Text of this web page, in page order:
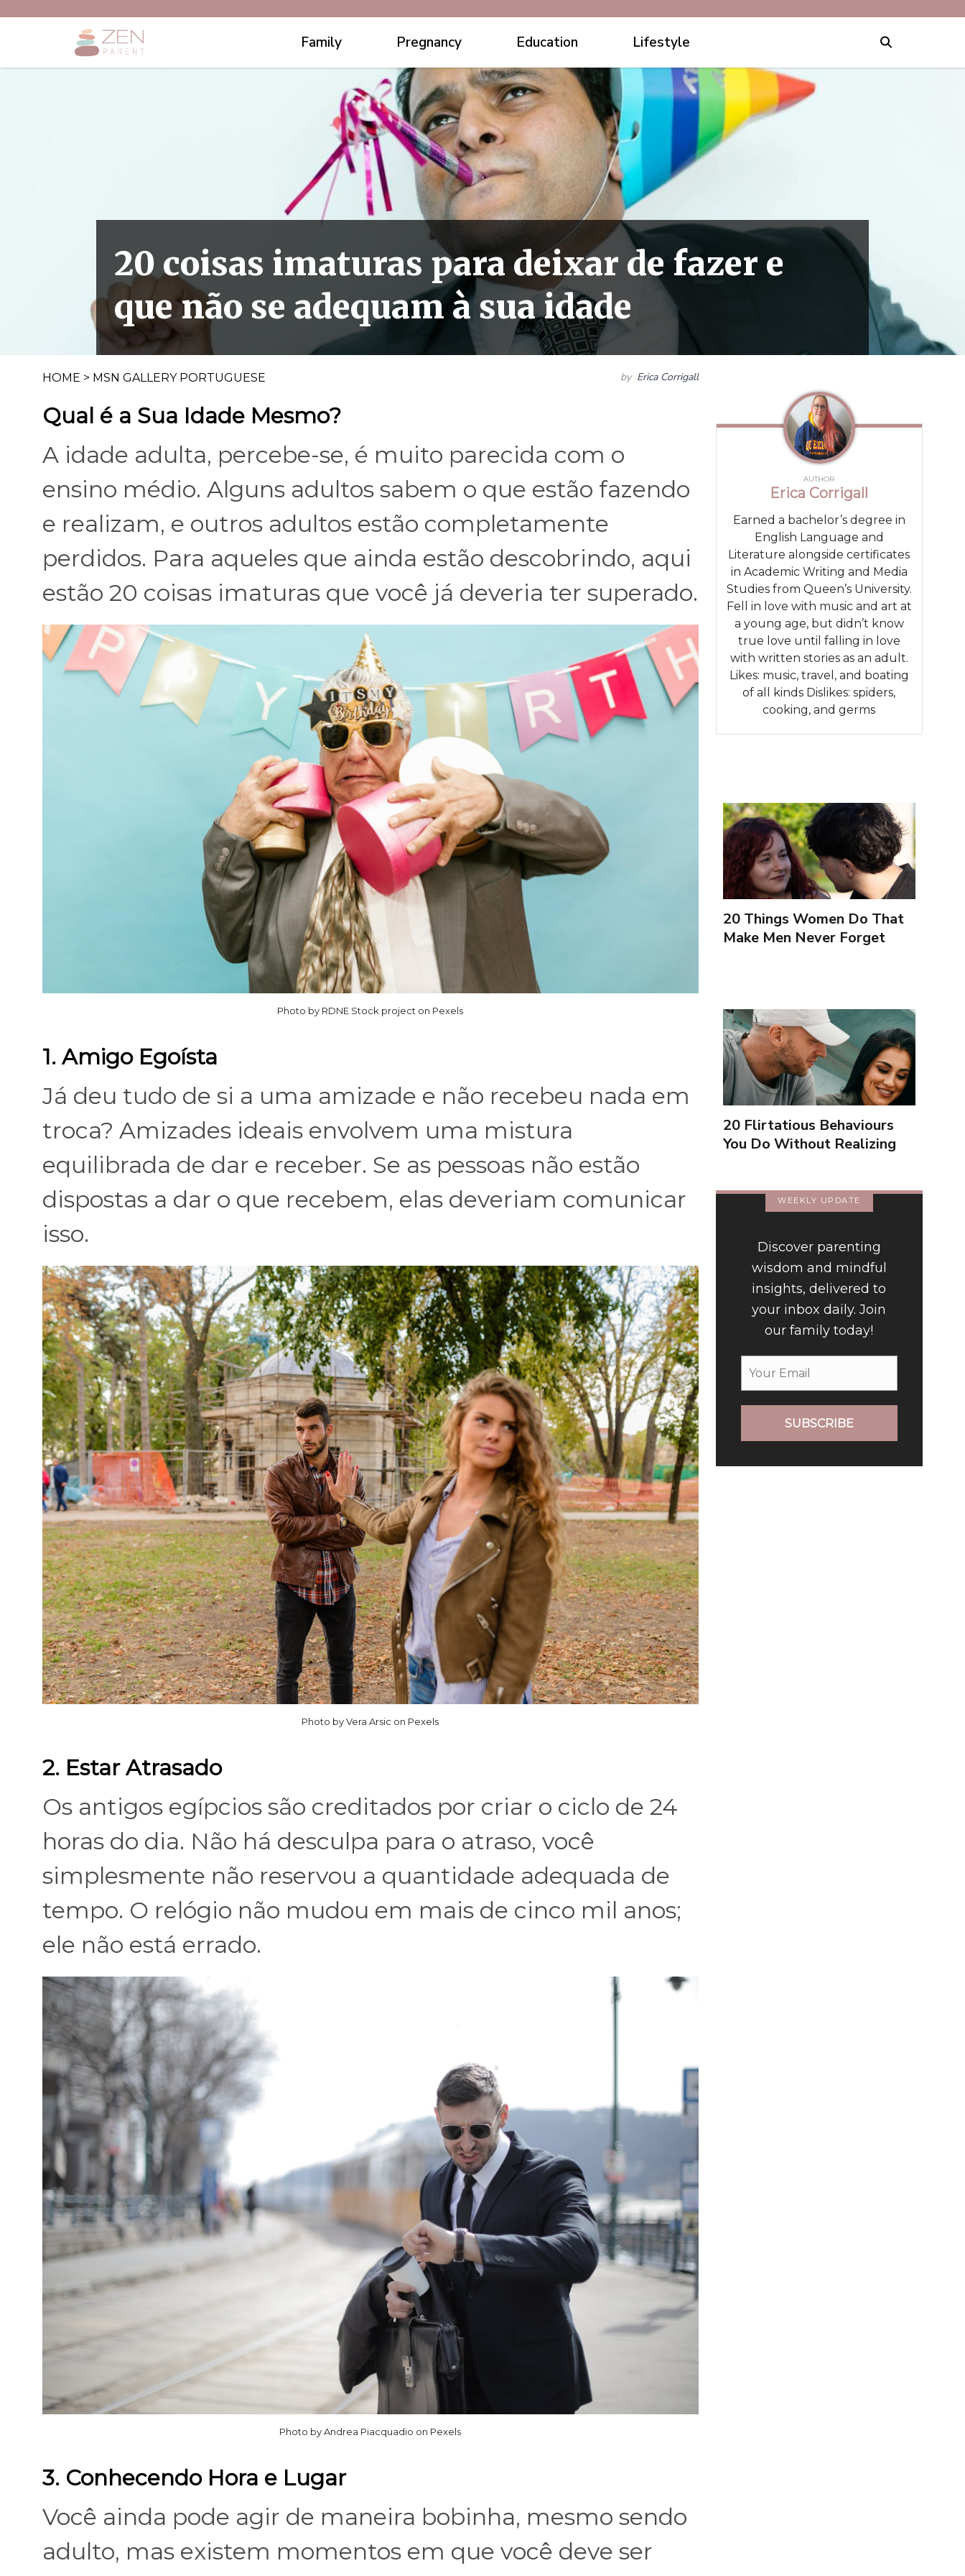
Family Pregnancy Education Lifestyle
20 coisas imaturas para deixar de fazer e
que não se adequam à sua idade
HOME > MSN GALLERY PORTUGUESE by Erica Corrigall
Qual é a Sua Idade Mesmo?
A idade adulta, percebe-se, é muito parecida com o
ensino médio. Alguns adultos sabem o que estão fazendo
e realizam, e outros adultos estão completamente
perdidos. Para aqueles que ainda estão descobrindo, aqui
estão 20 coisas imaturas que você já deveria ter superado.
Photo by RDNE Stock project on Pexels
1. Amigo Egoísta
Já deu tudo de si a uma amizade e não recebeu nada em
troca? Amizades ideais envolvem uma mistura
equilibrada de dar e receber. Se as pessoas não estão
dispostas a dar o que recebem, elas deveriam comunicar
isso.
Photo by Vera Arsic on Pexels
2. Estar Atrasado
Os antigos egípcios são creditados por criar o ciclo de 24
horas do dia. Não há desculpa para o atraso, você
simplesmente não reservou a quantidade adequada de
tempo. O relógio não mudou em mais de cinco mil anos;
ele não está errado.
Photo by Andrea Piacquadio on Pexels
3. Conhecendo Hora e Lugar
Você ainda pode agir de maneira bobinha, mesmo sendo
adulto, mas existem momentos em que você deve ser
AUTHOR
Erica Corrigall
Earned a bachelor’s degree in
English Language and
Literature alongside certificates
in Academic Writing and Media
Studies from Queen’s University.
Fell in love with music and art at
a young age, but didn’t know
true love until falling in love
with written stories as an adult.
Likes: music, travel, and boating
of all kinds Dislikes: spiders,
cooking, and germs
20 Things Women Do That
Make Men Never Forget
20 Flirtatious Behaviours
You Do Without Realizing
WEEKLY UPDATE
Discover parenting
wisdom and mindful
insights, delivered to
your inbox daily. Join
our family today!
SUBSCRIBE